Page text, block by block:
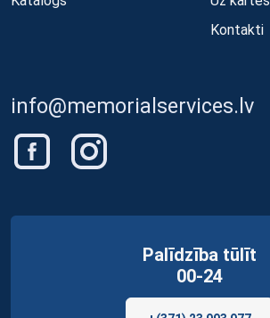
Kontakti
info@memorialservices.lv
Palīdzība tūlīt
00-24